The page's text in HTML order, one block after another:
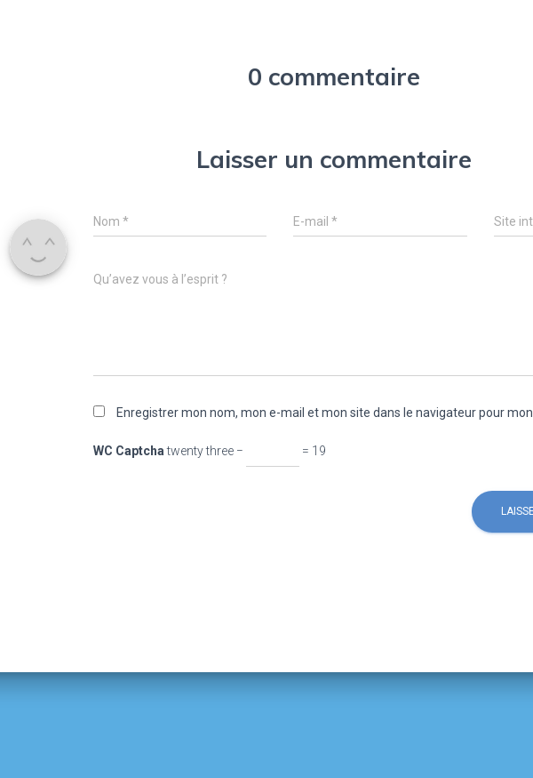
0 commentaire
Laisser un commentaire
Nom * E-mail* Site
Qu’avez vous à l’esprit ?
Enregistrer mon nom, mon e-mail et mon site dans le navigateur pour
WC Captcha twenty three − = 19